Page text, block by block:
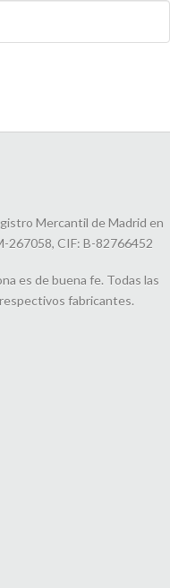
Mercantil de Madrid en
267058, CIF: B-82766452
es de buena fe. Todas las
fabricantes.